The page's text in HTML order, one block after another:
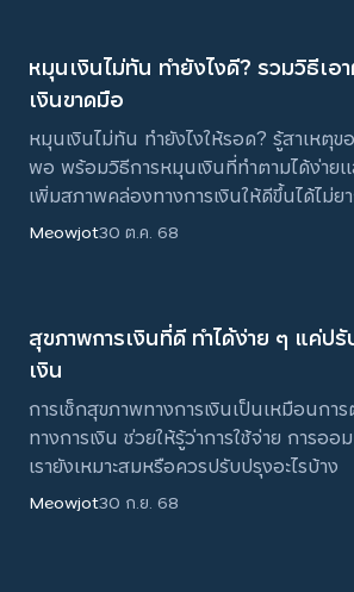
หมุนเงินไม่ทัน ทำยังไงดี? รวมวิธีเอ
เงินขาดมือ
หมุนเงินไม่ทัน ทำยังไงให้รอด? รู้สาเหตุข
พอ พร้อมวิธีการหมุนเงินที่ทำตามได้ง่ายแ
เพิ่มสภาพคล่องทางการเงินให้ดีขึ้นได้ไม่ย
Meowjot30 ต.ค. 68
สุขภาพการเงินที่ดี ทำได้ง่าย ๆ แค่ป
เงิน
การเช็กสุขภาพทางการเงินเป็นเหมือนกา
ทางการเงิน ช่วยให้รู้ว่าการใช้จ่าย การอ
เรายังเหมาะสมหรือควรปรับปรุงอะไรบ้าง
Meowjot30 ก.ย. 68